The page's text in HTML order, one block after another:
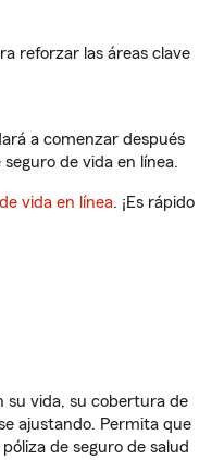
reforzar las áreas clave
a comenzar después
de vida en línea.
vida en línea. ¡Es rápido
su vida, su cobertura de
ajustando. Permita que
de seguro de salud